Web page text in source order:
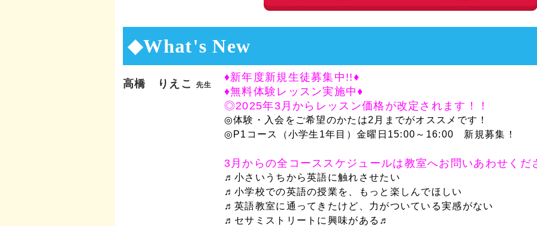
◆What's New
高橋 りえこ先生
♦新年度新規生徒募集中!!♦
♦無料体験レッスン実施中♦
◎2025年3月からレッスン価格が改定されます！！
◎体験・入会をご希望のかたは2月までがオススメです！
◎P1コース（小学生1年目）金曜日15:00～16:00 新規募集！
3月からの全コーススケジュールは教室へお問いあわせくだ
♬小さいうちから英語に触れさせたい
♬小学校での英語の授業を、もっと楽しんでほしい
♬英語教室に通ってきたけど、力がついている実感がない
♬セサミストリートに興味がある♬